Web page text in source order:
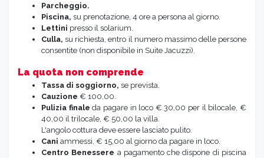
Parcheggio.
Piscina, su prenotazione, 4 ore a persona al giorno.
Lettini presso il solarium.
Culla,su richiesta, entro il numero massimo delle persone
consentite (non disponibile in Suite Jacuzzi).
La quota non comprende
Tassa di soggiorno, se prevista.
Cauzione € 100,00.
Pulizia finaleda pagare in loco € 30,00 per il bilocale, €
40,00 il trilocale, € 50,00 la villa.
L'angolo cottura deve essere lasciato pulito.
Cani ammessi, € 15,00 al giorno da pagare in loco.
Centro Benessere a pagamento che dispone di piscina